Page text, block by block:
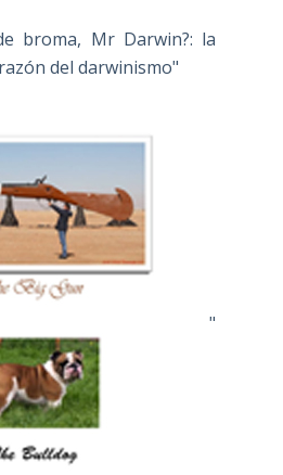
broma, Mr Darwin?: la
del darwinismo"
"